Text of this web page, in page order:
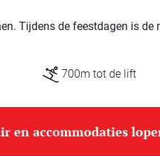
Tijdens de feestdagen is
700m tot de lift
en accommodaties